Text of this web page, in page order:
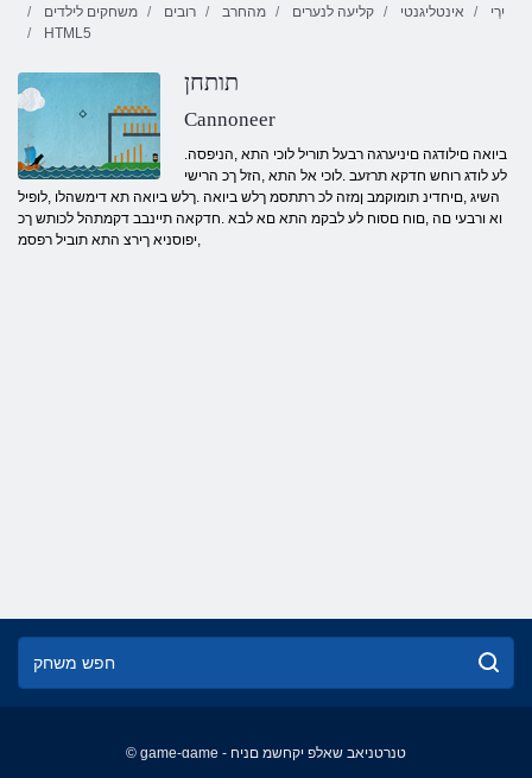
משחקים לילדים
רובים מהחרב קליעה לנערים אינטליגנטי
יִרְי
HTML5
תותחן
Cannoneer
.ביואה םילודגה םיניערגה רבעל תוריל לוכי התא ,הניפסה
לע לודג רוחש חדקא תרזעב .לוכי אל התא ,הזל ךכ הרישי
השיג ,םיחדינ תומוקמב ןמזה לכ רתתסמ ךלש ביואה .ךלש ביואה תא דימשהלו ,לופיל
וא ורבעי םה ,םוח םסוח לע לבקמ התא םא לבא .חדקאה תיינבב דקמתהל לכותש ךכ
,יפוסניא ךירצ התא תוביל רפסמ
© game-game - טנרטניאב שאלפ יקחשמ םניח